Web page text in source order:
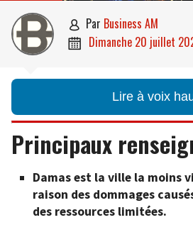
 par Business AM
 dimanche 20 juillet
Lire à voix
Principaux
Damas est la ville la moins
raison des dommages
des ressources limitées.